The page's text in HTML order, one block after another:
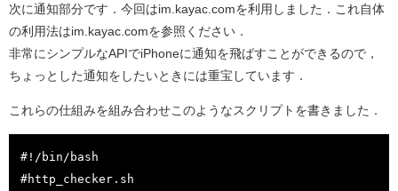
次に通知部分です．今回はim.kayac.comを利用しました．これ自体
の利用法はim.kayac.comを参照ください．
非常にシンプルなAPIでiPhoneに通知を飛ばすことができるので，
ちょっとした通知をしたいときには重宝しています．
これらの仕組みを組み合わせこのようなスクリプトを書きました．
#!/bin/bash
#http_checker.sh